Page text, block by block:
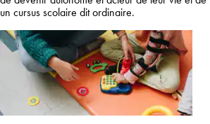
un cursus scolaire dit ordinaire.